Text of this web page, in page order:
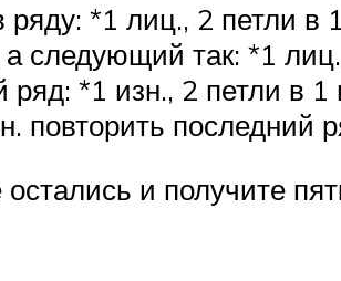
*1 лиц., 2 петли в
следующий так: *1
*1 изн., 2 петли в
повторить последний
и получите